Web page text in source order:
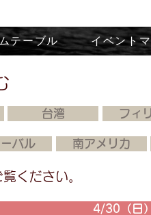
テーブル イベント
台湾 フィ
バル 南アメリカ
ください。
4/30（日）